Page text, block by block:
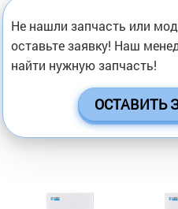
Не нашли запчасть или
оставьте заявку! Наш
найти нужную запчасть!
ОСТАВИТЬ